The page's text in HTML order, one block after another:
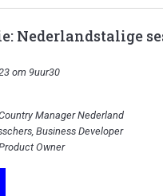
Nederlandstalige
om 9uur30
Manager Nederland
Business Developer
Owner